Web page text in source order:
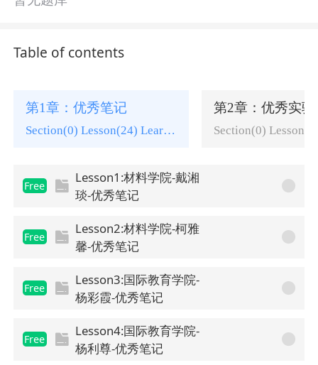
Table of contents
第1章：优秀笔记
Section(0) Lesson(24) Learning tasks(0)
第2章：优秀实
Free
Lesson1:材料学院-戴湘
琰-优秀笔记
Free
Lesson2:材料学院-柯雅
馨-优秀笔记
Free
Lesson3:国际教育学院-
杨彩霞-优秀笔记
Free
Lesson4:国际教育学院-
杨利尊-优秀笔记